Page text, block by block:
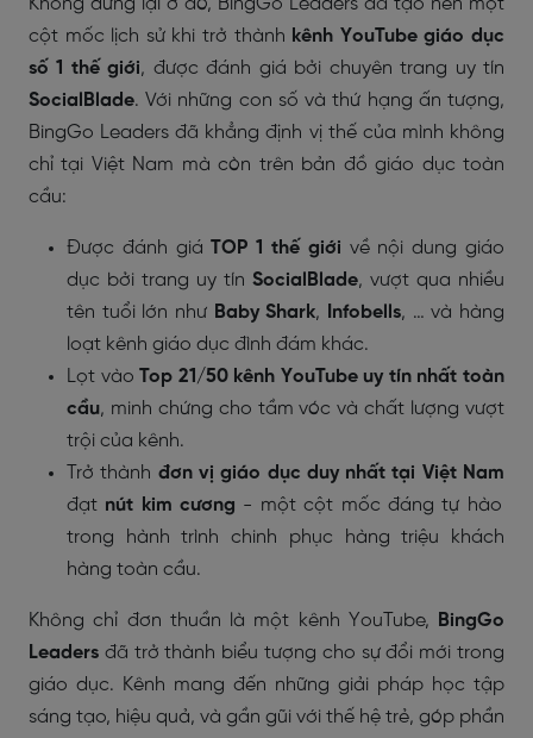
Không dừng lại ở đó, BingGo Leaders đã tạo nên một
cột mốc lịch sử khi trở thành kênh YouTube giáo dục
số 1 thế giới, được đánh giá bởi chuyên trang uy tín
SocialBlade. Với những con số và thứ hạng ấn tượng,
BingGo Leaders đã khẳng định vị thế của mình không
chỉ tại Việt Nam mà còn trên bản đồ giáo dục toàn
cầu:
Được đánh giá TOP 1 thế giới về nội dung giáo
dục bởi trang uy tín SocialBlade, vượt qua nhiều
tên tuổi lớn như Baby Shark, Infobells, … và hàng
loạt kênh giáo dục đình đám khác.
Lọt vào Top 21/50 kênh YouTube uy tín nhất toàn
cầu, minh chứng cho tầm vóc và chất lượng vượt
trội của kênh.
Trở thành đơn vị giáo dục duy nhất tại Việt Nam
đạt nút kim cương - một cột mốc đáng tự hào
trong hành trình chinh phục hàng triệu khách
hàng toàn cầu.
Không chỉ đơn thuần là một kênh YouTube, BingGo
Leaders đã trở thành biểu tượng cho sự đổi mới trong
giáo dục. Kênh mang đến những giải pháp học tập
sáng tạo, hiệu quả, và gần gũi với thế hệ trẻ, góp phần